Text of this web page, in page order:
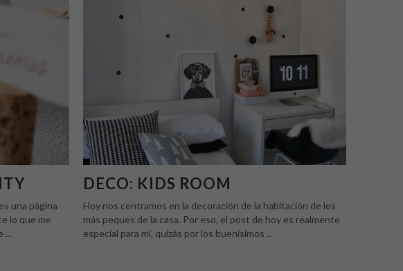
una página
lo que me
...
DECO: KIDS ROOM
Hoy nos centramos en la decoración de la habitación de los
más peques de la casa. Por eso, el post de hoy es realmente
especial para mí, quizás por los buenísimos ...